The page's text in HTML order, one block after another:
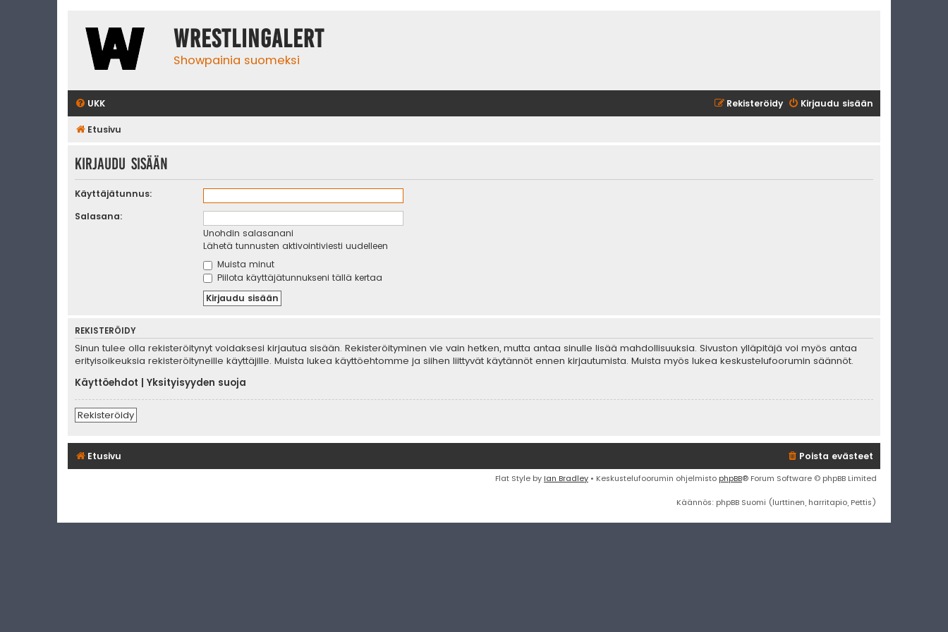
WrestlingAlert
Showpainia suomeksi
UKK Kirjaudu sisään
Rekisteröidy
Etusivu
Kirjaudu sisään
Käyttäjätunnus:
Salasana:
Unohdin salasanani
Lähetä tunnusten aktivointiviesti uudelleen
Muista minut
Piilota käyttäjätunnukseni tällä kertaa
REKISTERÖIDY
Sinun tulee olla rekisteröitynyt voidaksesi kirjautua sisään. Rekisteröityminen vie vain hetken, mutta antaa sinulle lisää mahdollisuuksia. Sivuston ylläpitäjä voi myös antaa
erityisoikeuksia rekisteröityneille käyttäjille. Muista lukea käyttöehtomme ja siihen liittyvät käytännöt ennen kirjautumista. Muista myös lukea keskustelufoorumin säännöt.
Käyttöehdot
Yksityisyyden suoja
Rekisteröidy
Etusivu Poista evästeet
Flat Style by Ian Bradley • Keskustelufoorumin ohjelmisto phpBB® Forum Software © phpBB Limited
Käännös: phpBB Suomi (lurttinen, harritapio, Pettis)